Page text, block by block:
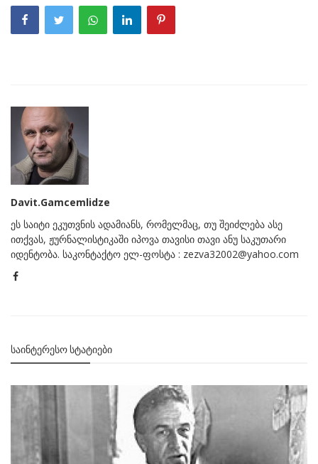
Davit.Gamcemlidze
ეს საიტი ეკუთვნის ადამიანს, რომელმაც, თუ შეიძლება ასე
ითქვას, ჟურნალისტიკაში იპოვა თავისი თავი ანუ საკუთარი
იდენტობა. საკონტაქტო ელ-ფოსტა : zezva32002@yahoo.com
ᲡᲐᲘᲜᲢᲔᲠᲔᲡᲝ ᲡᲢᲐᲢᲘᲔᲑᲘ